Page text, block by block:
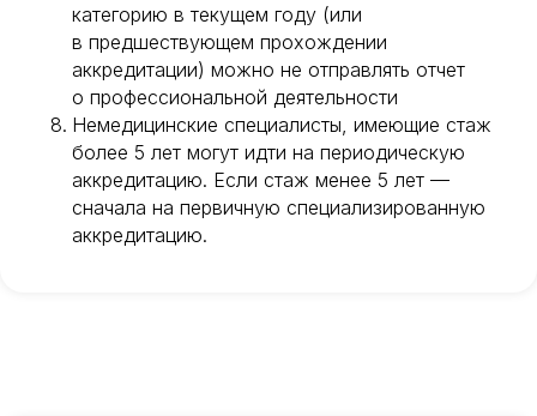
категорию в текущем году (или
в предшествующем прохождении
аккредитации) можно не отправлять отчет
о профессиональной деятельности
Немедицинские специалисты, имеющие стаж
более 5 лет могут идти на периодическую
аккредитацию. Если стаж менее 5 лет —
сначала на первичную специализированную
аккредитацию.